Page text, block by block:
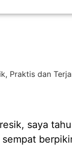
saya